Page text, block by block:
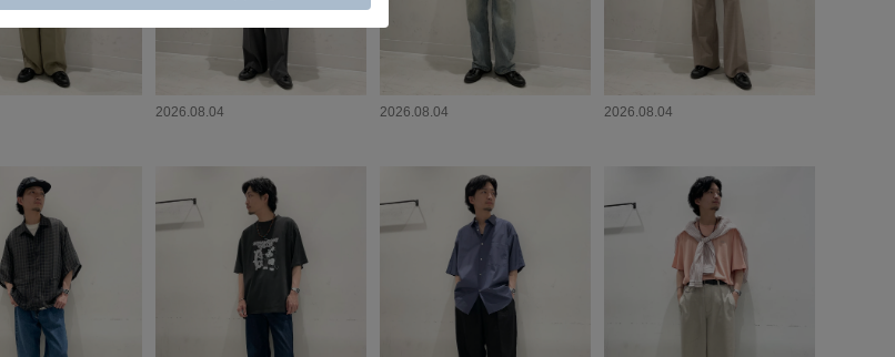
2026.08.04 2026.08.04 2026.08.04